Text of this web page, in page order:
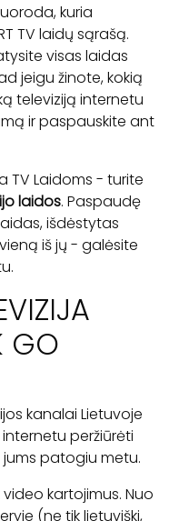
kuria
TV laidų sąrašą.
visas laidas
jeigu žinote, kokią
televiziją internetu
ir paspauskite ant
TV Laidoms - turite
laidos. Paspaudę
išdėstytas
iš jų - galėsite
GO
kanalai Lietuvoje
internetu peržiūrėti
jums patogiu metu.
kartojimus. Nuo
(ne tik lietuviški,